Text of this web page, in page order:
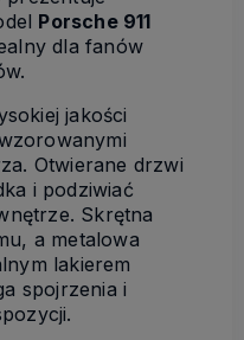
Porsche 911
dla fanów
jakości
Otwierane drzwi
i podziwiać
Skrętna
a metalowa
lakierem
spojrzenia i